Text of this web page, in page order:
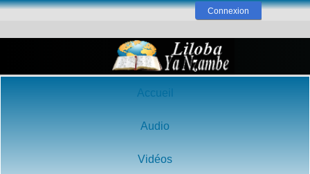
Connexion
Accueil
Audio
Vidéos